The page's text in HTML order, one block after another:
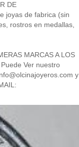
DE
joyas de fabrica (sin
rostros en medallas,
MARCAS A LOS
Ver nuestro
y